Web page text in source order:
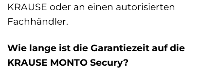
KRAUSE oder an einen autorisierten
Fachhändler.
Wie lange ist die Garantiezeit auf die
KRAUSE MONTO Secury?